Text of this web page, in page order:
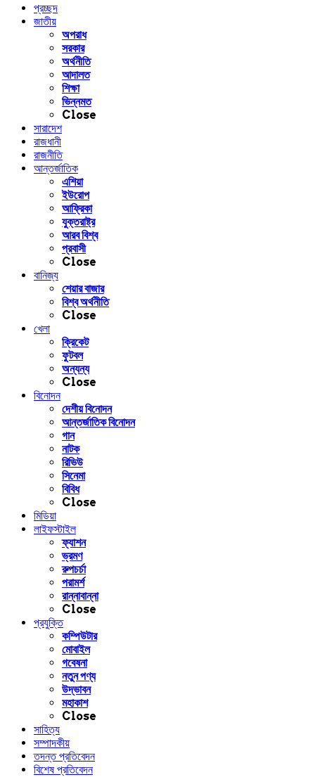
প্রচ্ছদ
জাতীয়
অপরাধ
সরকার
অর্থনীতি
আদালত
শিক্ষা
ভিন্নমত
Close
সারাদেশ
রাজধানী
রাজনীতি
আন্তর্জাতিক
এশিয়া
ইউরোপ
আফ্রিকা
যুক্তরাষ্ট্র
আরব বিশ্ব
প্রবাসী
Close
বানিজ্য
শেয়ার বাজার
বিশ্ব অর্থনীতি
Close
খেলা
ক্রিকেট
ফুটবল
অন্যন্য
Close
বিনোদন
দেশীয় বিনোদন
আন্তর্জাতিক বিনোদন
গান
নাটক
রিভিউ
সিনেমা
বিবিধ
Close
মিডিয়া
লাইফস্টাইল
ফ্যাশন
ভ্রমণ
রুপচর্চা
পরামর্শ
রান্নাবান্না
Close
প্রযুক্তি
কম্পিউটার
মোবাইল
গবেষনা
নতুন পণ্য
উদ্ভাবন
মহাকাশ
Close
সাহিত্য
সম্পাদকীয়
তদন্ত প্রতিবেদন
বিশেষ প্রতিবেদন